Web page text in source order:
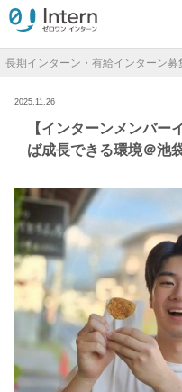
長期インターン・有給インターン
2025.11.26
【インターンメンバー
ば成長できる環境＠池